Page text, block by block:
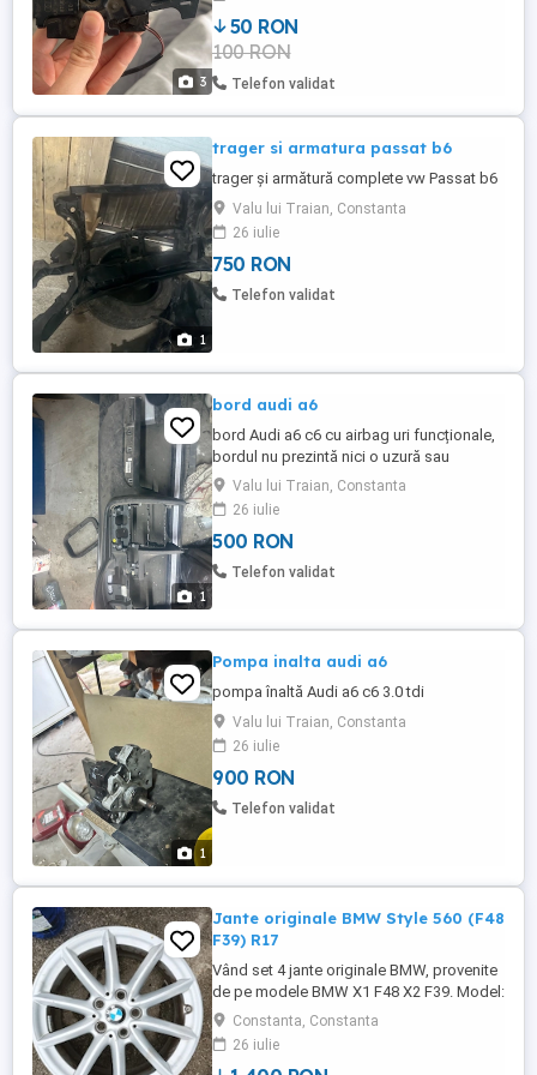
3
50 RON
100 RON
Telefon validat
1
trager si armatura passat b6
trager și armătură complete vw Passat b6
Valu lui Traian, Constanta
26 iulie
750 RON
Telefon validat
1
bord audi a6
bord Audi a6 c6 cu airbag uri funcționale,
bordul nu prezintă nici o uzură sau
zgârietură
Valu lui Traian, Constanta
26 iulie
500 RON
Telefon validat
1
Pompa inalta audi a6
pompa înaltă Audi a6 c6 3.0 tdi
Valu lui Traian, Constanta
26 iulie
900 RON
Telefon validat
Jante originale BMW Style 560 (F48
F39) R17
Vând set 4 jante originale BMW, provenite
de pe modele BMW X1 F48 X2 F39. Model:
Style 560 Dimensiune: 7.5J x 17 ET: 52
Prindere: 5x120 Gaura centrală: 72.6 mm
Fabricate în Austria (OEM BMW) Jantele
Constanta, Constanta
26 iulie